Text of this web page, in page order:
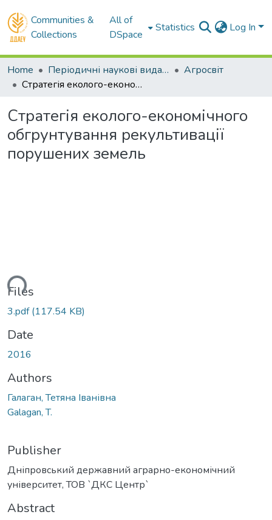
Communities &
Collections
All of
DSpace
Statistics Log In
Home Періодичні наукові видання ДДАЕУ
Агросвіт
Стратегія еколого-економічного обгрунтування рекультивації порушених земель
Стратегія еколого-економічного
обгрунтування рекультивації
порушених земель
Files
3.pdf(117.54 KB)
Date
2016
Authors
Галаган, Тетяна Іванівна
Galagan, T.
Publisher
Дніпровський державний аграрно-економічний
університет, ТОВ `ДКС Центр`
Abstract